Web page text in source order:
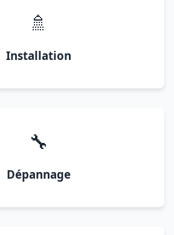
🚿
Installation
🔧
Dépannage